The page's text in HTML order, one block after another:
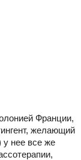
Франции,
желающий
у нее все же